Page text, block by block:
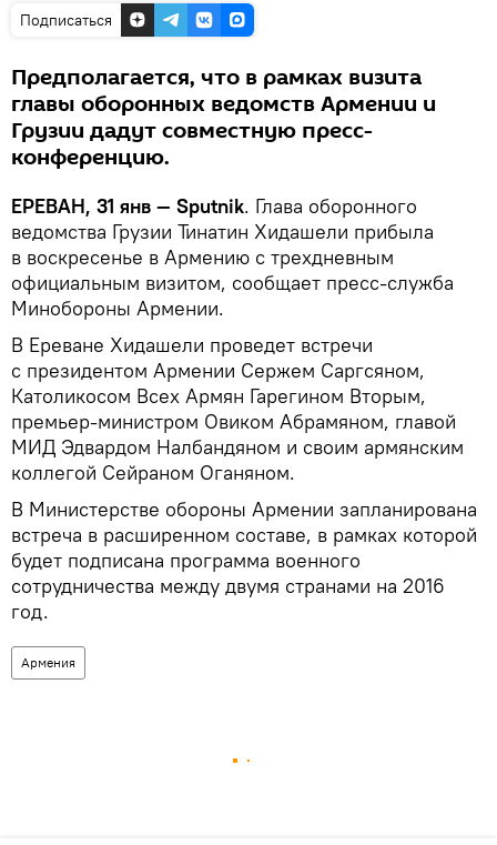
Подписаться
Предполагается, что в рамках визита
главы оборонных ведомств Армении и
Грузии дадут совместную пресс-
конференцию.
ЕРЕВАН, 31 янв — Sputnik. Глава оборонного
ведомства Грузии Тинатин Хидашели прибыла
в воскресенье в Армению с трехдневным
официальным визитом, сообщает пресс-служба
Минобороны Армении.
В Ереване Хидашели проведет встречи
с президентом Армении Сержем Саргсяном,
Католикосом Всех Армян Гарегином Вторым,
премьер-министром Овиком Абрамяном, главой
МИД Эдвардом Налбандяном и своим армянским
коллегой Сейраном Оганяном.
В Министерстве обороны Армении запланирована
встреча в расширенном составе, в рамках которой
будет подписана программа военного
сотрудничества между двумя странами на 2016
год.
Армения